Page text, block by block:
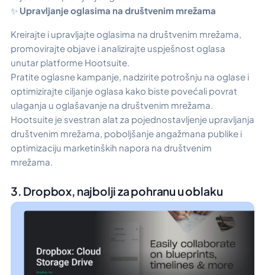
✨ Upravljanje oglasima na društvenim mrežama
Kreirajte i upravljajte oglasima na društvenim mrežama,
promovirajte objave i analizirajte uspješnost oglasa
unutar platforme Hootsuite.
Pratite oglasne kampanje, nadzirite potrošnju na oglase i
optimizirajte ciljanje oglasa kako biste povećali povrat
ulaganja u oglašavanje na društvenim mrežama.
Hootsuite je svestran alat za pojednostavljenje upravljanja
društvenim mrežama, poboljšanje angažmana publike i
optimizaciju marketinških napora na društvenim
mrežama.
3. Dropbox, najbolji za pohranu u oblaku